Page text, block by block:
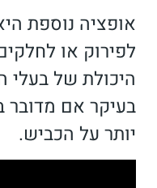
אופציה נוספת
לפירוק או
היכולת של בעלי
בעיקר אם מדובר
יותר על הכביש.